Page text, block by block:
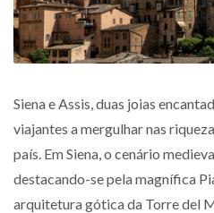
Siena e Assis, duas joias
viajantes a mergulhar nas
país. Em Siena, o cenário
destacando-se pela magnífica
arquitetura gótica da Torre del